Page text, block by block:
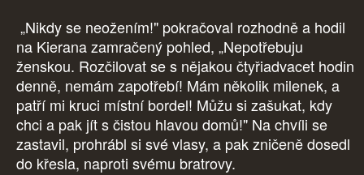
„Nikdy se neožením!" pokračoval rozhodně a hodil
na Kierana zamračený pohled, „Nepotřebuju
ženskou. Rozčilovat se s nějakou čtyřiadvacet hodin
denně, nemám zapotřebí! Mám několik milenek, a
patří mi kruci místní bordel! Můžu si zašukat, kdy
chci a pak jít s čistou hlavou domů!" Na chvíli se
zastavil, prohrábl si své vlasy, a pak zničeně dosedl
do křesla, naproti svému bratrovy.